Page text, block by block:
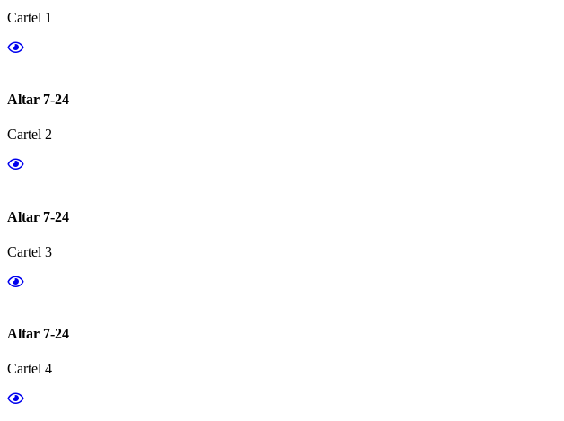
Cartel 1
Altar 7-24
Cartel 2
Altar 7-24
Cartel 3
Altar 7-24
Cartel 4